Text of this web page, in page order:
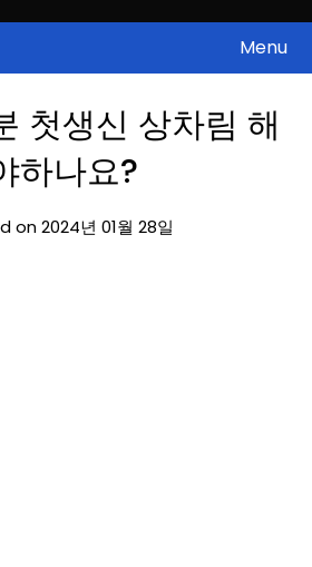
, 낙폭과대, 골든크로스, 상한가, 하한가 등
의 주식 정보.
Menu
첫생신 상차림 해
하나요?
on 2024년 01월 28일